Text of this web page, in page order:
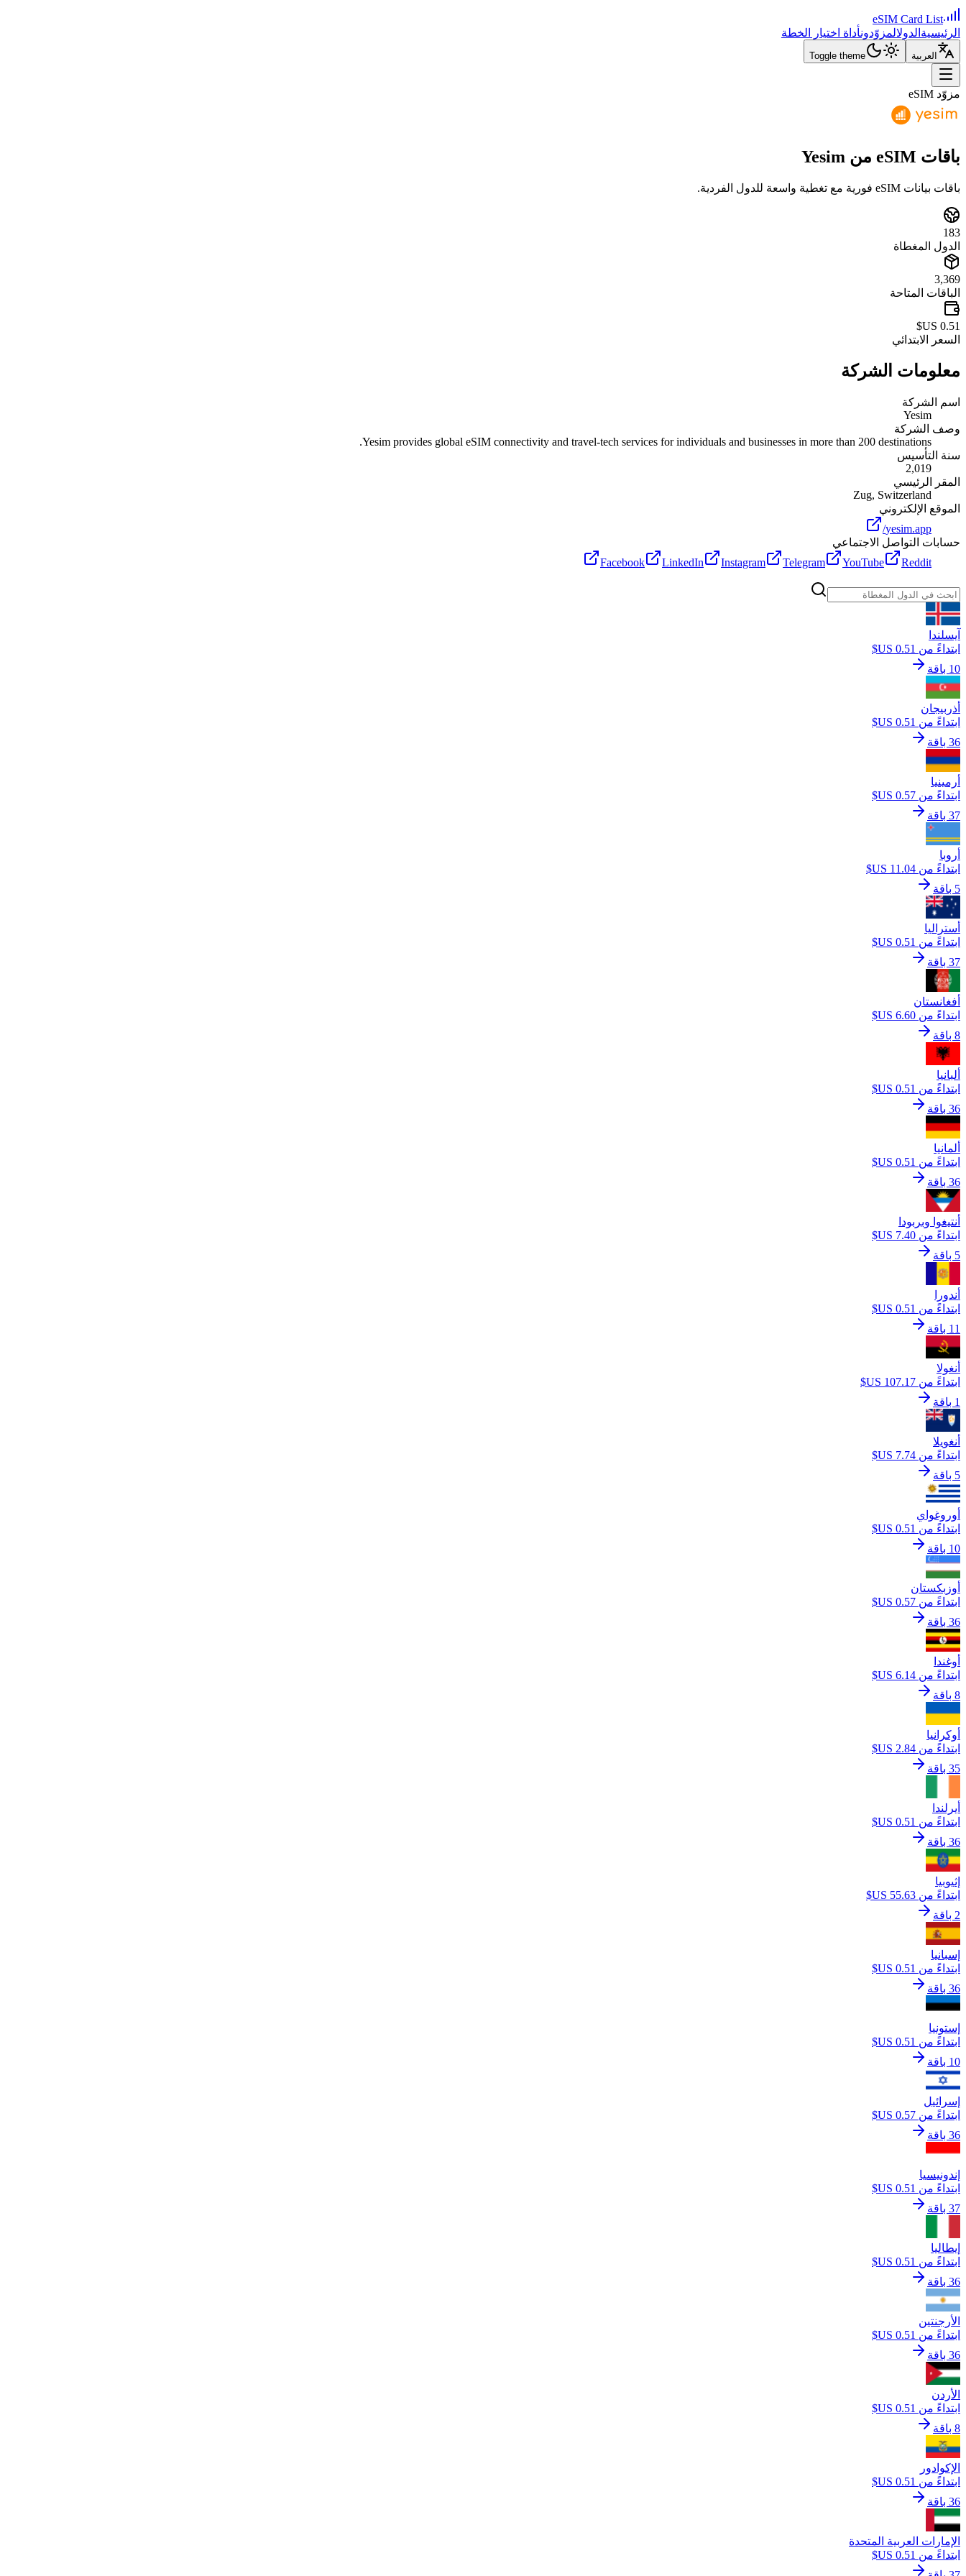
eSIM Card List
الرئيسية الدولالمزوّدونأداة اختيار الخطة
العربية Toggle theme
مزوّد eSIM
باقات eSIM من Yesim
باقات بيانات eSIM فورية مع تغطية واسعة للدول الفردية.
183
الدول المغطاة
3,369
الباقات المتاحة
السعر الابتدائي
معلومات الشركة
اسم الشركة
Yesim
وصف الشركة
Yesim provides global eSIM connectivity and travel-tech services for individuals and businesses in more than 200 destinations.
سنة التأسيس
2,019
المقر الرئيسي
Zug, Switzerland
الموقع الإلكتروني
yesim.app/
حسابات التواصل الاجتماعي
Facebook
LinkedIn Instagram Telegram YouTube Reddit
آيسلندا
ابتداءً من ‏0.51 US$
10 باقة
أذربيجان
ابتداءً من ‏0.51 US$
36 باقة
أرمينيا
ابتداءً من ‏0.57 US$
37 باقة
أروبا
ابتداءً من ‏11.04 US$
5 باقة
أستراليا
ابتداءً من ‏0.51 US$
37 باقة
أفغانستان
ابتداءً من ‏6.60 US$
8 باقة
ألبانيا
ابتداءً من ‏0.51 US$
36 باقة
ألمانيا
ابتداءً من ‏0.51 US$
36 باقة
أنتيغوا وبربودا
ابتداءً من ‏7.40 US$
5 باقة
أندورا
ابتداءً من ‏0.51 US$
11 باقة
أنغولا
ابتداءً من ‏107.17 US$
1 باقة
أنغويلا
ابتداءً من ‏7.74 US$
5 باقة
أوروغواي
ابتداءً من ‏0.51 US$
10 باقة
أوزبكستان
ابتداءً من ‏0.57 US$
36 باقة
أوغندا
ابتداءً من ‏6.14 US$
8 باقة
أوكرانيا
ابتداءً من ‏2.84 US$
35 باقة
أيرلندا
ابتداءً من ‏0.51 US$
36 باقة
إثيوبيا
ابتداءً من ‏55.63 US$
2 باقة
إسبانيا
ابتداءً من ‏0.51 US$
36 باقة
إستونيا
ابتداءً من ‏0.51 US$
10 باقة
إسرائيل
ابتداءً من ‏0.57 US$
36 باقة
إندونيسيا
ابتداءً من ‏0.51 US$
37 باقة
إيطاليا
ابتداءً من ‏0.51 US$
36 باقة
الأرجنتين
ابتداءً من ‏0.51 US$
36 باقة
الأردن
ابتداءً من ‏0.51 US$
8 باقة
الإكوادور
ابتداءً من ‏0.51 US$
36 باقة
الإمارات العربية المتحدة
ابتداءً من ‏0.51 US$